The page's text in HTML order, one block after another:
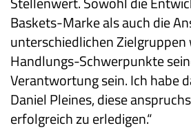
Baskets-Marke als auch die
unterschiedlichen Zielgruppen
Handlungs-Schwerpunkte
Verantwortung sein. Ich habe
Daniel Pleines, diese
erfolgreich zu erledigen.“